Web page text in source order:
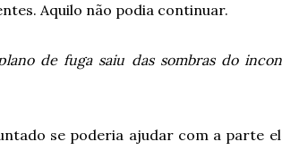
Aquilo não podia continuar.
de fuga saiu das sombras do
se poderia ajudar com a parte